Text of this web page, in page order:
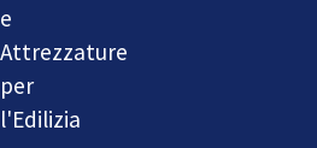
e
Attrezzature
per
l'Edilizia